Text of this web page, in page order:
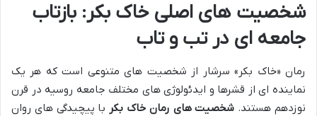
شخصیت های اصلی خاک بکر: بازتاب
جامعه ای در تب و تاب
رمان «خاک بکر» سرشار از شخصیت های متنوعی است که هر یک
نماینده ای از قشرها و ایدئولوژی های مختلف جامعه روسیه در قرن
نوزدهم هستند. شخصیت های رمان خاک بکر با پیچیدگی های روان